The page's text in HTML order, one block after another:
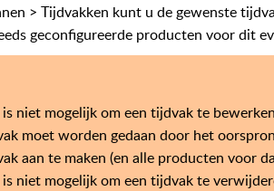
> Tijdvakken kunt u de gewenste
geconfigureerde producten voor dit
niet mogelijk om een tijdvak te
moet worden gedaan door het
aan te maken (en alle producten voor
niet mogelijk om een tijdvak te